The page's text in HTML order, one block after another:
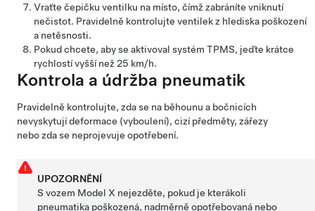
Vraťte čepičku ventilku na místo, čímž zabráníte vniknutí
nečistot. Pravidelně kontrolujte ventilek z hlediska poškození
a netěsnosti.
Pokud chcete, aby se aktivoval systém TPMS, jeďte krátce
rychlostí vyšší než 25 km/h.
Kontrola a údržba pneumatik
Pravidelně kontrolujte, zda se na běhounu a bočnicích
nevyskytují deformace (vyboulení), cizí předměty, zářezy
nebo zda se neprojevuje opotřebení.
UPOZORNĚNÍ
S vozem Model X nejezděte, pokud je kterákoli
pneumatika poškozená, nadměrně opotřebovaná nebo